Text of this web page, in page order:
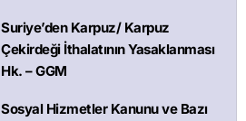
Suriye’den Karpuz/ Karpuz
Çekirdeği İthalatının Yasaklanması
Hk. – GGM
Sosyal Hizmetler Kanunu ve Bazı